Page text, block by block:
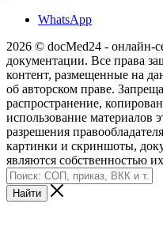
WhatsApp
2026 © docMed24 - онлайн-
документации. Все права
контент, размещенные на
об авторском праве.
распространение,
использование материалов
разрешения
картинки и скриншоты,
являются собственностью
Найти